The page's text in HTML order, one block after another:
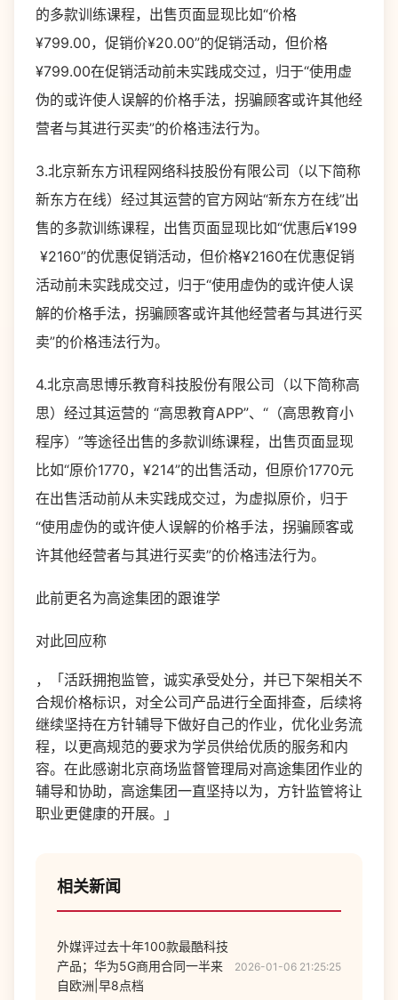
的多款训练课程，出售页面显现比如“价格
¥799.00，促销价¥20.00”的促销活动，但价格
¥799.00在促销活动前未实践成交过，归于“使用虚
伪的或许使人误解的价格手法，拐骗顾客或许其他经
营者与其进行买卖”的价格违法行为。
3.北京新东方讯程网络科技股份有限公司（以下简称
新东方在线）经过其运营的官方网站“新东方在线”出
售的多款训练课程，出售页面显现比如“优惠后¥199
¥2160”的优惠促销活动，但价格¥2160在优惠促销
活动前未实践成交过，归于“使用虚伪的或许使人误
解的价格手法，拐骗顾客或许其他经营者与其进行买
卖”的价格违法行为。
4.北京高思博乐教育科技股份有限公司（以下简称高
思）经过其运营的 “高思教育APP”、“（高思教育小
程序）”等途径出售的多款训练课程，出售页面显现
比如“原价1770，¥214”的出售活动，但原价1770元
在出售活动前从未实践成交过，为虚拟原价，归于
“使用虚伪的或许使人误解的价格手法，拐骗顾客或
许其他经营者与其进行买卖”的价格违法行为。
此前更名为高途集团的跟谁学
对此回应称
，「活跃拥抱监管，诚实承受处分，并已下架相关不
合规价格标识，对全公司产品进行全面排查，后续将
继续坚持在方针辅导下做好自己的作业，优化业务流
程，以更高规范的要求为学员供给优质的服务和内
容。在此感谢北京商场监督管理局对高途集团作业的
辅导和协助，高途集团一直坚持以为，方针监管将让
职业更健康的开展。」
相关新闻
外媒评过去十年100款最酷科技
产品；华为5G商用合同一半来
自欧洲|早8点档
2026-01-06 21:25:25